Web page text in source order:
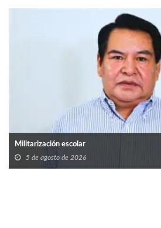
Militarización escolar
5 de agosto de 2026